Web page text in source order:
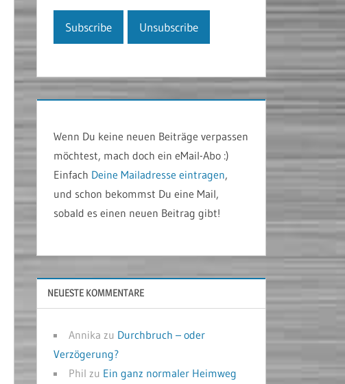
Wenn Du keine neuen Beiträge verpassen
möchtest, mach doch ein eMail-Abo :)
Einfach Deine Mailadresse eintragen,
und schon bekommst Du eine Mail,
sobald es einen neuen Beitrag gibt!
NEUESTE KOMMENTARE
Annika zu Durchbruch – oder
Verzögerung?
Phil zu Ein ganz normaler Heimweg